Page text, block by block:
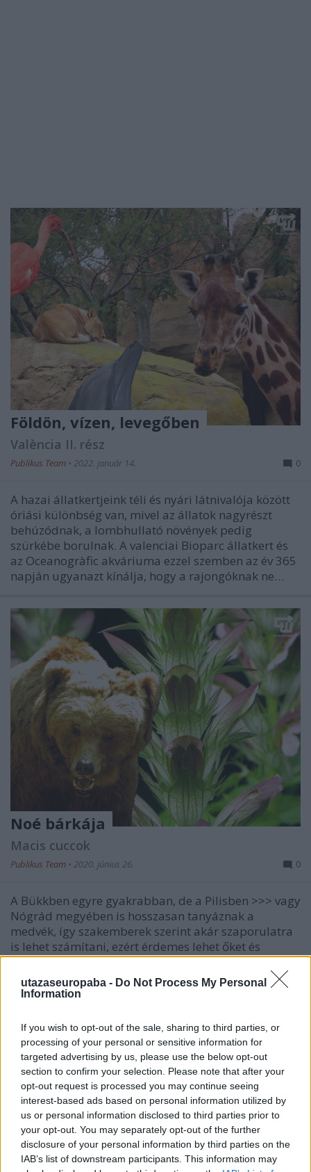
utazaseuropaba - Do Not Process My Personal
Information
If you wish to opt-out of the sale, sharing to third parties, or
processing of your personal or sensitive information for
targeted advertising by us, please use the below opt-out
section to confirm your selection. Please note that after your
opt-out request is processed you may continue seeing
interest-based ads based on personal information utilized by
us or personal information disclosed to third parties prior to
your opt-out. You may separately opt-out of the further
disclosure of your personal information by third parties on the
IAB’s list of downstream participants. This information may
Földön, vízen, levegőben
València II. rész
Publikus Team • 2022. január 14. 0
A hazai állatkertjeink téli és nyári látnivalója között
óriási különbség van, mivel az állatok nagyrészt
behúzódnak, a lombhullató növények pedig
szürkébe borulnak. A valenciai Bioparc állatkert és
az Oceanogràfic akváriuma ezzel szemben az év 365
napján ugyanazt kínálja, hogy a rajongóknak ne…
Noé bárkája
Macis cuccok
Publikus Team • 2020. június 26. 0
A Bükkben egyre gyakrabban, de a Pilisben >>> vagy
Nógrád megyében is hosszasan tanyáznak a
medvék, így szakemberek szerint akár szaporulatra
is lehet számítani, ezért érdemes lehet őket és
környezetüket is jobban megismerni! Ebben segíthet
két intézmény közös látogatói programkínálata,…